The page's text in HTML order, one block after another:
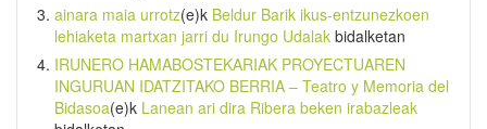
ainara maia urrotz(e)k Beldur Barik ikus-entzunezkoen
lehiaketa martxan jarri du Irungo Udalak bidalketan
IRUNERO HAMABOSTEKARIAK PROYECTUAREN
INGURUAN IDATZITAKO BERRIA – Teatro y Memoria del
Bidasoa(e)k Lanean ari dira Ribera beken irabazleak